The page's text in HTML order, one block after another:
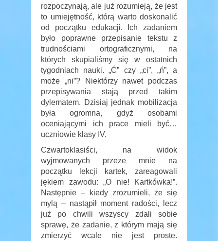
rozpoczynają, ale już rozumieją, że jest
to umiejętność, którą warto doskonalić
od początku edukacji. Ich zadaniem
było poprawne przepisanie tekstu z
trudnościami ortograficznymi, na
których skupialiśmy się w ostatnich
tygodniach nauki. „Ć” czy „ci”, „ń”, a
może „ni”? Niektórzy nawet podczas
przepisywania stają przed takim
dylematem. Dzisiaj jednak mobilizacja
była ogromna, gdyż osobami
oceniającymi ich prace mieli być…
uczniowie klasy IV.
Czwartoklasiści, na widok
wyjmowanych przeze mnie na
początku lekcji kartek, zareagowali
jękiem zawodu: „O nie! Kartkówka!”.
Następnie – kiedy zrozumieli, że się
mylą – nastąpił moment radości, lecz
już po chwili wszyscy zdali sobie
sprawę, że zadanie, z którym mają się
zmierzyć wcale nie jest proste.